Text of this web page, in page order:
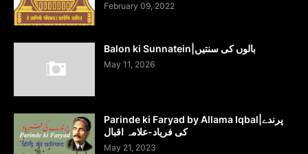
February 09, 2022
Balon ki Sunnatein|بالوں کی سنتیں
May 11, 2026
Parinde ki Faryad by Allama Iqbal|پرندے
کی فریاد-علامہ اقبال
May 21, 2023